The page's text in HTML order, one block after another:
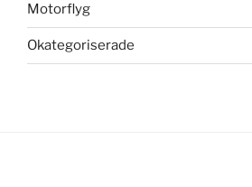
Motorflyg
Okategoriserade